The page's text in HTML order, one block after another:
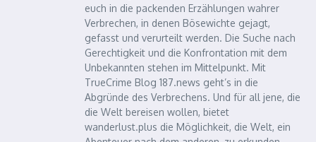
euch in die packenden Erzählungen wahrer
Verbrechen, in denen Bösewichte gejagt,
gefasst und verurteilt werden. Die Suche nach
Gerechtigkeit und die Konfrontation mit dem
Unbekannten stehen im Mittelpunkt. Mit
TrueCrime Blog 187.news geht’s in die
Abgründe des Verbrechens. Und für all jene, die
die Welt bereisen wollen, bietet
wanderlust.plus die Möglichkeit, die Welt, ein